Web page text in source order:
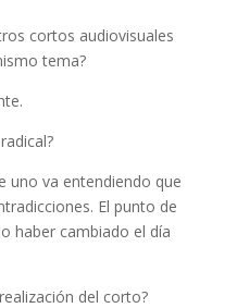
cortos audiovisuales
tema?
uno va entendiendo que
El punto de
haber cambiado el día
del corto?